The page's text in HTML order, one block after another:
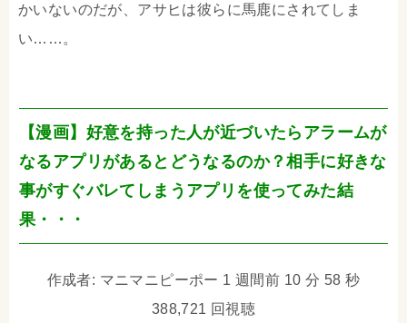
かいないのだが、アサヒは彼らに馬鹿にされてしま
い……。
【漫画】好意を持った人が近づいたらアラームが
なるアプリがあるとどうなるのか？相手に好きな
事がすぐバレてしまうアプリを使ってみた結
果・・・
作成者: マニマニピーポー 1 週間前 10 分 58 秒
388,721 回視聴